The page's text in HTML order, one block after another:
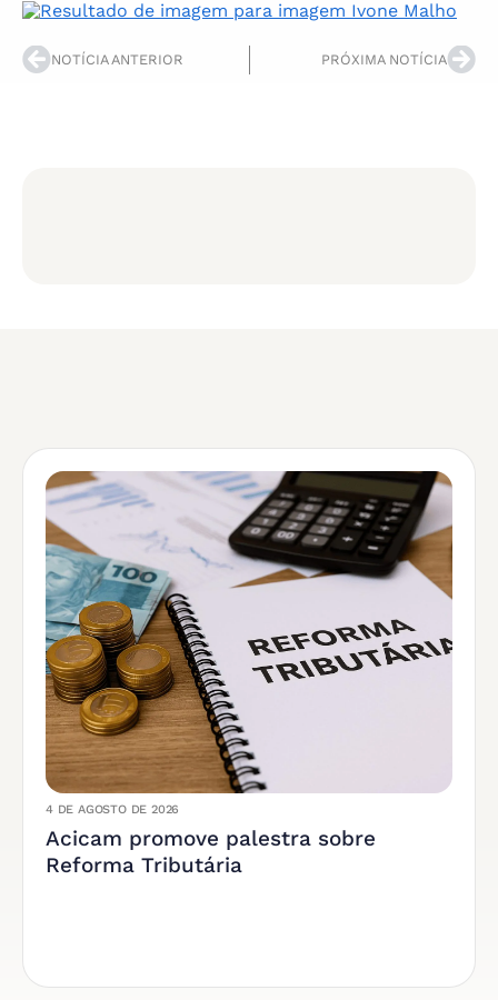
NOTÍCIA ANTERIOR PRÓXIMA NOTÍCIA
4 DE AGOSTO DE 2026
Acicam promove palestra sobre
Reforma Tributária